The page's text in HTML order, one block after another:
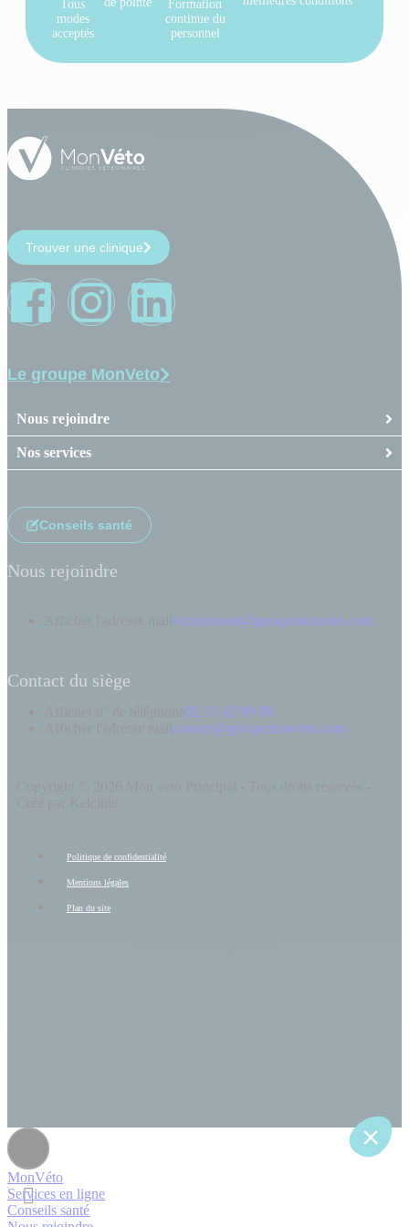
Tous
modes
acceptés
Formation
continue du
personnel
Trouver une clinique
Le groupe MonVeto
Nous rejoindre
Nos services
Conseils santé
Nous rejoindre
recrutement@groupemonveto.com
Contact du siège
02 35 63 89 08
contact@groupemonveto.com
Politique de confidentialité
Mentions légales
Plan du site
MonVéto
Services en ligne
Conseils santé